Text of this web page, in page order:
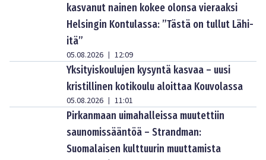
kasvanut nainen kokee olonsa vieraaksi
Helsingin Kontulassa: ”Tästä on tullut Lähi-
itä”
05.08.2026 | 12:09
Yksityiskoulujen kysyntä kasvaa – uusi
kristillinen kotikoulu aloittaa Kouvolassa
05.08.2026 | 11:01
Pirkanmaan uimahalleissa muutettiin
saunomissääntöä – Strandman:
Suomalaisen kulttuurin muuttamista